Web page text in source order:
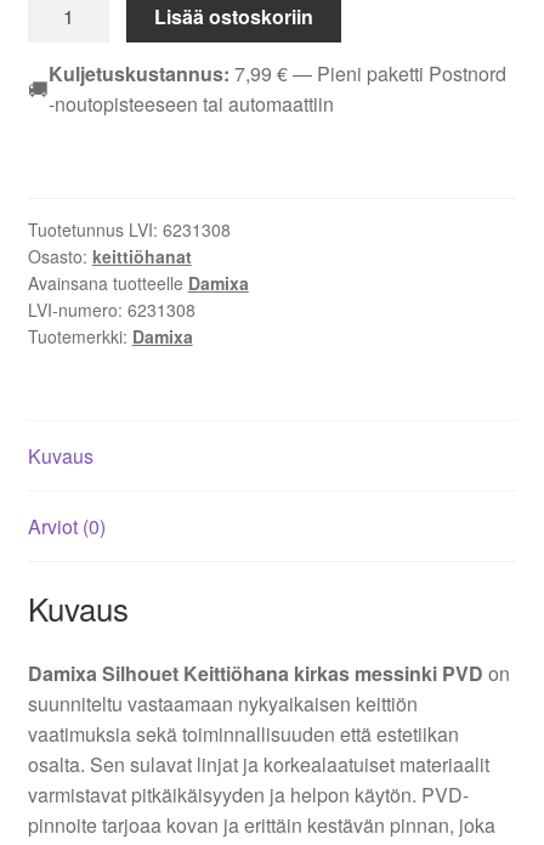
Silhouet
Keittiöhana
PKV
Lisää ostoskoriin
🚚Kuljetuskustannus: 7,99 €— Pieni paketti Postnord
-noutopisteeseen tai automaattiin
Tuotetunnus LVI: 6231308
Osasto: keittiöhanat
Avainsana tuotteelle Damixa
LVI-numero: 6231308
Tuotemerkki: Damixa
Kuvaus
Arviot (0)
Kuvaus
Damixa Silhouet Keittiöhana kirkas messinki PVD on
suunniteltu vastaamaan nykyaikaisen keittiön
vaatimuksia sekä toiminnallisuuden että estetiikan
osalta. Sen sulavat linjat ja korkealaatuiset materiaalit
varmistavat pitkäikäisyyden ja helpon käytön. PVD-
pinnoite tarjoaa kovan ja erittäin kestävän pinnan, joka